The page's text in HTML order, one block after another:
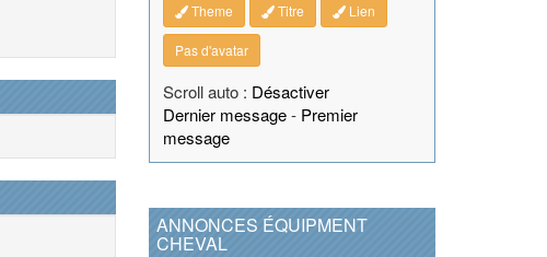
Theme Titre Lien
Pas d'avatar
Scroll auto : Désactiver
Dernier message- Premier
message
ANNONCES ÉQUIPMENT
CHEVAL